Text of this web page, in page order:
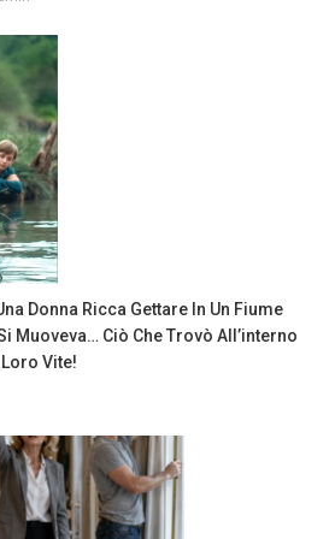
Donna Ricca Gettare In Un Fiume
Muoveva… Ciò Che Trovò All’interno
Vite!